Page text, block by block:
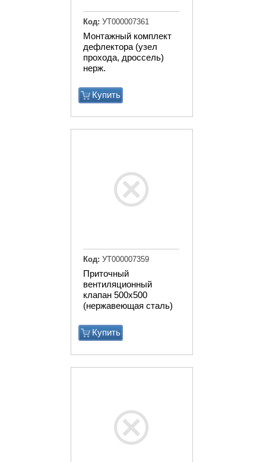
Монтажный комплект
дефлектора (узел
прохода, дроссель)
нерж.
Купить
Код: УТ000007361
Приточный
вентиляционный
клапан 500х500
(нержавеющая сталь)
Купить
Код: УТ000007359